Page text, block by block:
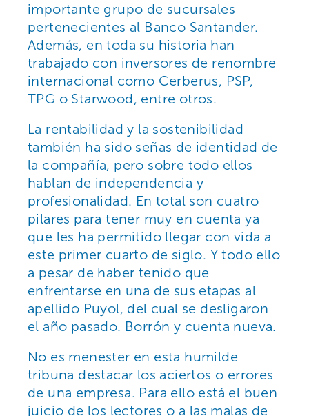
importante grupo de sucursales
pertenecientes al Banco Santander.
Además, en toda su historia han
trabajado con inversores de renombre
internacional como Cerberus, PSP,
TPG o Starwood, entre otros.
La rentabilidad y la sostenibilidad
también ha sido señas de identidad de
la compañía, pero sobre todo ellos
hablan de independencia y
profesionalidad. En total son cuatro
pilares para tener muy en cuenta ya
que les ha permitido llegar con vida a
este primer cuarto de siglo. Y todo ello
a pesar de haber tenido que
enfrentarse en una de sus etapas al
apellido Puyol, del cual se desligaron
el año pasado. Borrón y cuenta nueva.
No es menester en esta humilde
tribuna destacar los aciertos o errores
de una empresa. Para ello está el buen
juicio de los lectores o a las malas de